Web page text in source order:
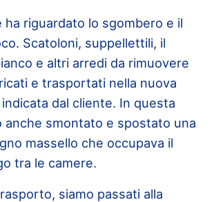
ha riguardato lo sgombero e il
Scatoloni, suppellettili, il
e altri arredi da rimuovere
e trasportati nella nuova
dal cliente. In questa
anche smontato e spostato una
massello che occupava il
tra le camere.
siamo passati alla